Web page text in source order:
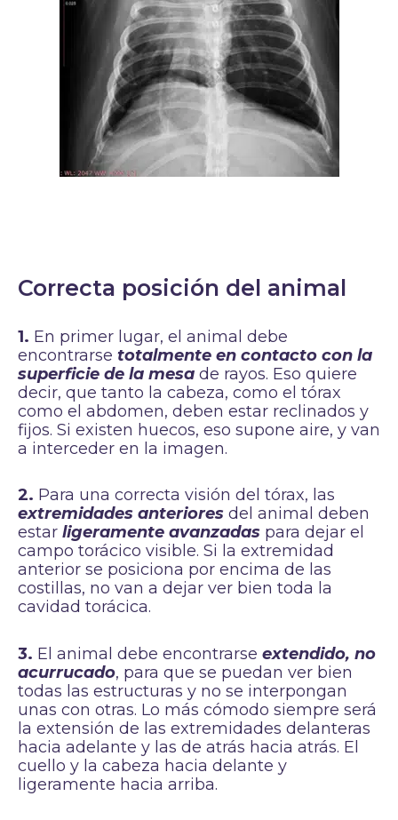
Correcta posición del animal
1. En primer lugar, el animal debe
encontrarse totalmente en contacto con la
superficie de la mesa de rayos. Eso quiere
decir, que tanto la cabeza, como el tórax
como el abdomen, deben estar reclinados y
fijos. Si existen huecos, eso supone aire, y van
a interceder en la imagen.
2. Para una correcta visión del tórax, las
extremidades anteriores del animal deben
estar ligeramente avanzadas para dejar el
campo torácico visible. Si la extremidad
anterior se posiciona por encima de las
costillas, no van a dejar ver bien toda la
cavidad torácica.
3. El animal debe encontrarse extendido, no
acurrucado, para que se puedan ver bien
todas las estructuras y no se interpongan
unas con otras. Lo más cómodo siempre será
la extensión de las extremidades delanteras
hacia adelante y las de atrás hacia atrás. El
cuello y la cabeza hacia delante y
ligeramente hacia arriba.